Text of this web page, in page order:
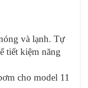
và lạnh. Tự
tiết kiệm năng
cho model 11